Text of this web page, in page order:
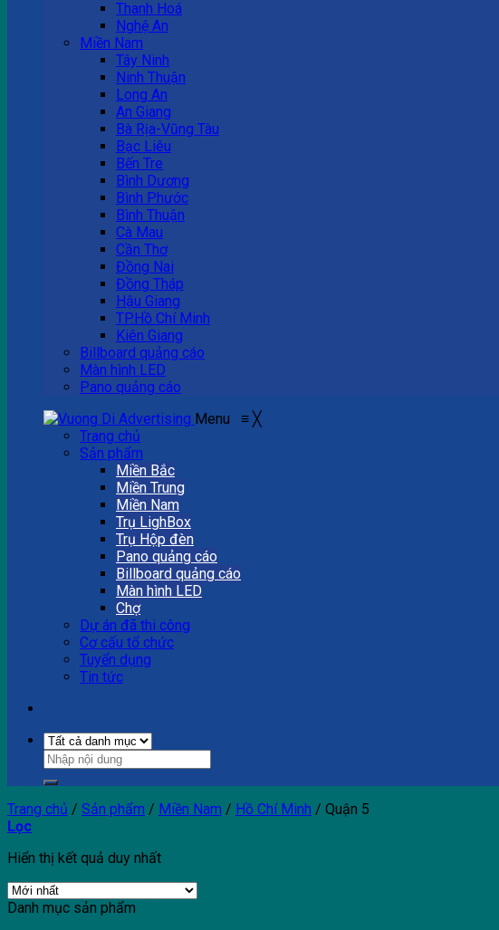
Thanh Hoá
Nghệ An
Miền Nam
Tây Ninh
Ninh Thuận
Long An
An Giang
Bà Rịa-Vũng Tàu
Bạc Liêu
Bến Tre
Bình Dương
Bình Phước
Bình Thuận
Cà Mau
Cần Thơ
Đồng Nai
Đồng Tháp
Hậu Giang
TP.Hồ Chí Minh
Kiên Giang
Billboard quảng cáo
Màn hình LED
Pano quảng cáo
Menu ≡ ╳
Trang chủ
Sản phẩm
Miền Bắc
Miền Trung
Miền Nam
Trụ LighBox
Trụ Hộp đèn
Pano quảng cáo
Billboard quảng cáo
Màn hình LED
Chợ
Dự án đã thi công
Cơ cấu tổ chức
Tuyển dụng
Tin tức
Trang chủ / Sản phẩm / Miền Nam / Hồ Chí Minh / Quận 5
Lọc
Hiển thị kết quả duy nhất
Danh mục sản phẩm